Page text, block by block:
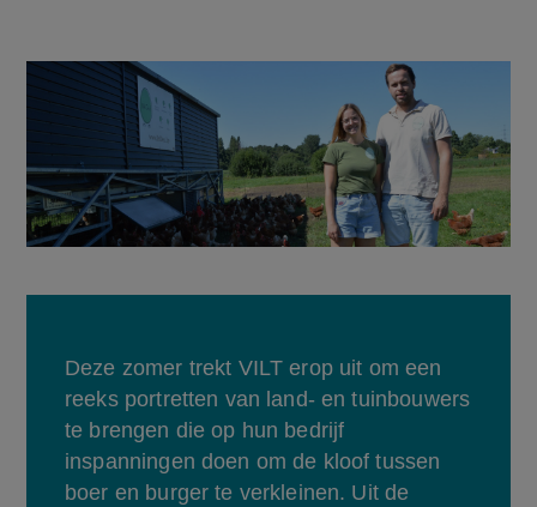
Deze zomer trekt VILT erop uit om een
reeks portretten van land- en tuinbouwers
te brengen die op hun bedrijf
inspanningen doen om de kloof tussen
boer en burger te verkleinen. Uit de